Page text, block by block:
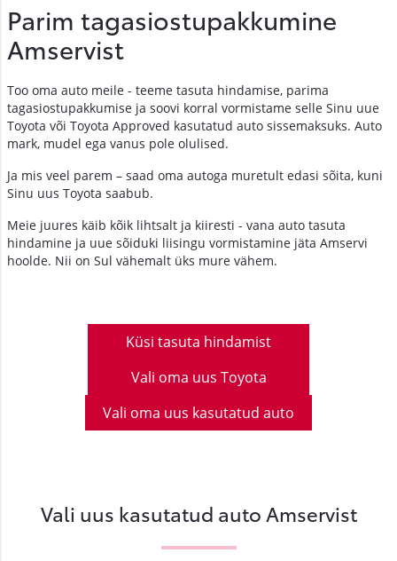
Parim tagasiostupakkumine
Amservist
Too oma auto meile - teeme tasuta hindamise, parima
tagasiostupakkumise ja soovi korral vormistame selle Sinu uue
Toyota või Toyota Approved kasutatud auto sissemaksuks. Auto
mark, mudel ega vanus pole olulised.
Ja mis veel parem – saad oma autoga muretult edasi sõita, kuni
Sinu uus Toyota saabub.
Meie juures käib kõik lihtsalt ja kiiresti - vana auto tasuta
hindamine ja uue sõiduki liisingu vormistamine jäta Amservi
hoolde. Nii on Sul vähemalt üks mure vähem.
Küsi tasuta hindamist
Vali oma uus Toyota
Vali oma uus kasutatud auto
Vali uus kasutatud auto Amservist